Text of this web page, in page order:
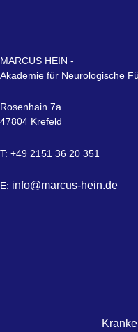
MARCUS HEIN -
Akademie für Neurologische
Rosenhain 7a
47804 Krefeld
T: +49 2151 36 20 351
E: info@marcus-hein.de